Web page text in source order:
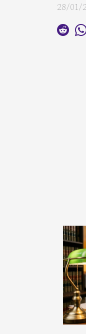
28/01/